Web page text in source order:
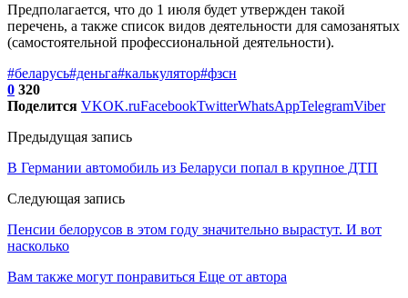
Предполагается, что до 1 июля будет утвержден такой
перечень, а также список видов деятельности для самозанятых
(самостоятельной профессиональной деятельности).
#беларусь#деньга#калькулятор#фзсн
0 320
Поделится VKOK.ruFacebookTwitterWhatsAppTelegramViber
Предыдущая запись
В Германии автомобиль из Беларуси попал в крупное ДТП
Следующая запись
Пенсии белорусов в этом году значительно вырастут. И вот
насколько
Вам также могут понравиться Еще от автора